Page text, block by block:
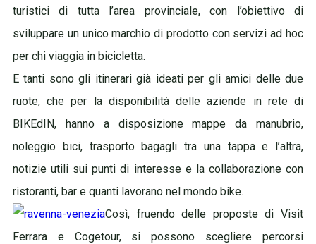
turistici di tutta l’area provinciale, con l’obiettivo di
sviluppare un unico marchio di prodotto con servizi ad hoc
per chi viaggia in bicicletta.
E tanti sono gli itinerari già ideati per gli amici delle due
ruote, che per la disponibilità delle aziende in rete di
BIKEdIN, hanno a disposizione mappe da manubrio,
noleggio bici, trasporto bagagli tra una tappa e l’altra,
notizie utili sui punti di interesse e la collaborazione con
ristoranti, bar e quanti lavorano nel mondo bike.
Così, fruendo delle proposte di Visit
Ferrara e Cogetour, si possono scegliere percorsi